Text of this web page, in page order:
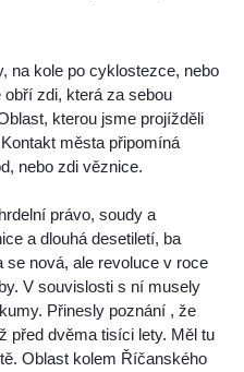
na kole po cyklostezce, nebo
zdi, která za sebou
kterou jsme projížděli
města připomíná
nebo zdi věznice.
právo, soudy a
a dlouhá desetiletí, ba
se nová, ale revoluce v roce
V souvislosti s ní musely
Přinesly poznání , že
před dvěma tisíci lety. Měl tu
Oblast kolem Říčanského